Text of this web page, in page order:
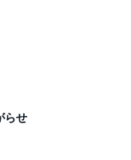
らせ